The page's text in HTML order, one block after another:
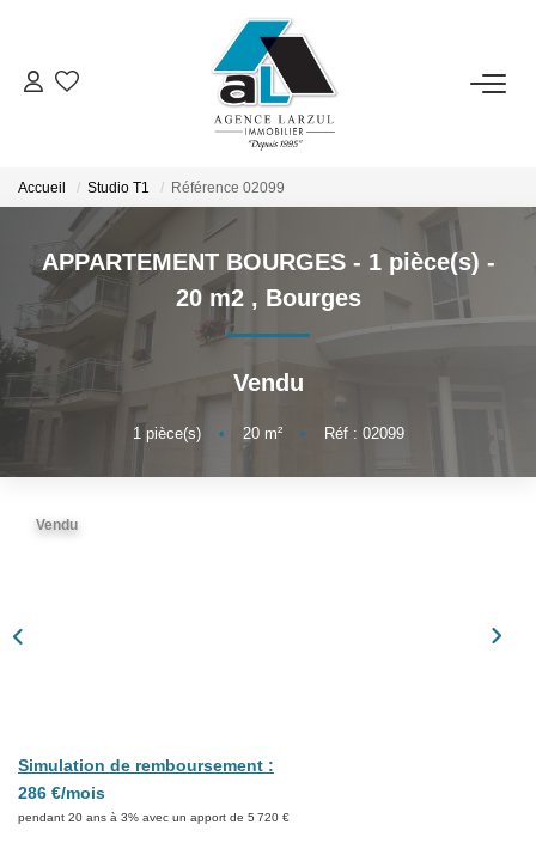
VENTES
LOCATIONS
GESTION
ESTIMATION
PROMOTION
NOTRE AGENCE
Accueil Studio T1 Référence 02099
APPARTEMENT BOURGES - 1 pièce(s) -
20 m2 , Bourges
Vendu
1 pièce(s) • 20m² • Réf : 02099
Vendu
Simulation de remboursement :
286 €/mois
pendant 20 ans à 3% avec un apport de 5 720 €